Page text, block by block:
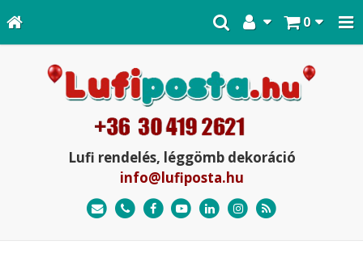
0
Lufi rendelés, léggömb dekoráció
info@lufiposta.hu